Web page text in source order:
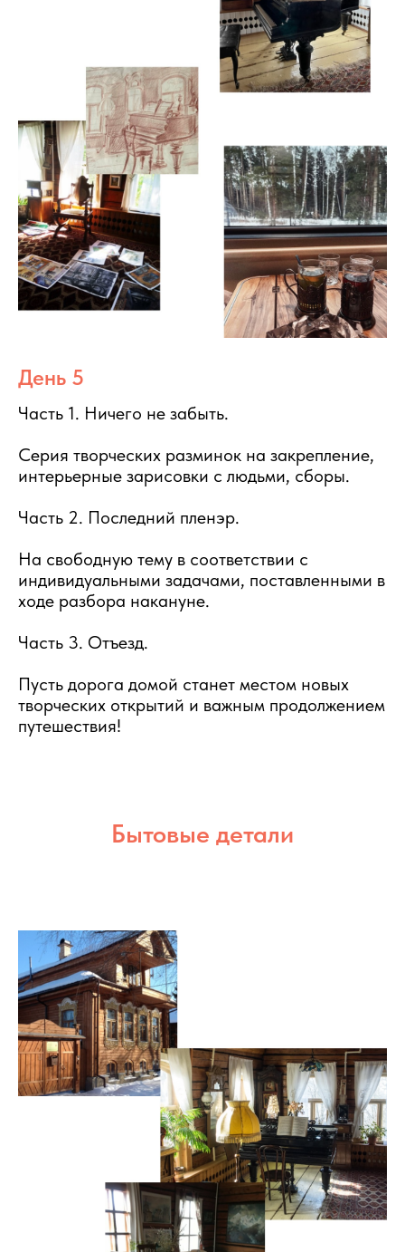
День 5
Часть 1. Ничего не забыть.
Серия творческих разминок на закрепление,
интерьерные зарисовки с людьми, сборы.
Часть 2. Последний пленэр.
На свободную тему в соответствии с
индивидуальными задачами, поставленными в
ходе разбора накануне.
Часть 3. Отъезд.
Пусть дорога домой станет местом новых
творческих открытий и важным продолжением
путешествия!
Бытовые детали